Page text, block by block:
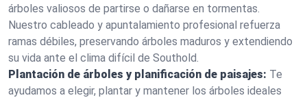
árboles valiosos de partirse o dañarse en tormentas.
Nuestro cableado y apuntalamiento profesional refuerza
ramas débiles, preservando árboles maduros y extendiendo
su vida ante el clima difícil de Southold.
Plantación de árboles y planificación de paisajes: Te
ayudamos a elegir, plantar y mantener los árboles ideales